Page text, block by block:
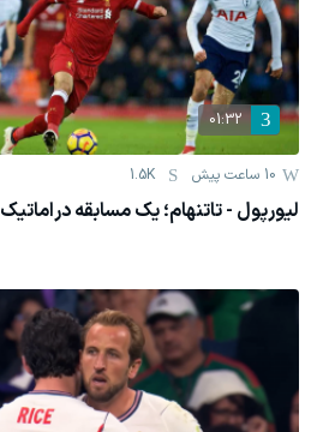
01:32
10 ساعت پیش 1.5K
لیورپول - تاتنهام؛ یک مسابقه دراماتیک